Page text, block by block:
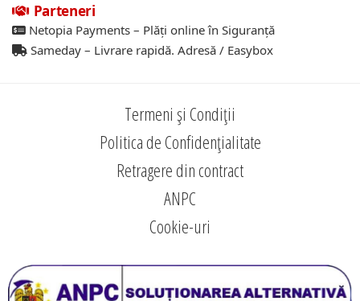
Parteneri
Netopia Payments – Plăți online în Siguranță
Sameday – Livrare rapidă. Adresă / Easybox
Termeni și Condiții
Politica de Confidențialitate
Retragere din contract
ANPC
Cookie-uri